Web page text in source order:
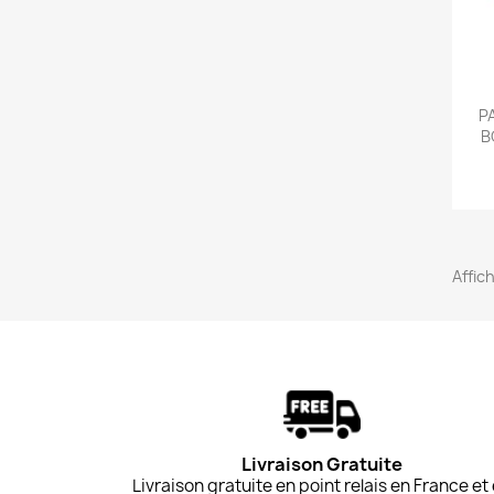
Livraison Gratuite
Livraison gratuite en point relais en France et